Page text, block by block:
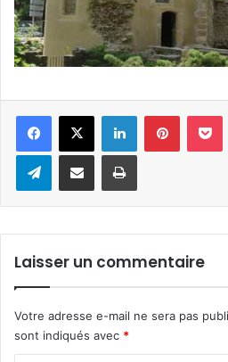
LinkedinPinterest
TelegramPartager par e-mail Imprimer
Laisser un commentaire
Votre adresse e-mail ne sera pas
sont indiqués avec *